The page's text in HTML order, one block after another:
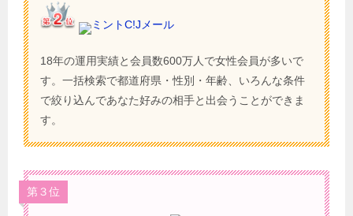
ミントC!Jメール
18年の運用実績と会員数600万人で女性会員が多いで
す。一括検索で都道府県・性別・年齢、いろんな条件
で絞り込んであなた好みの相手と出会うことができま
す。
第３位